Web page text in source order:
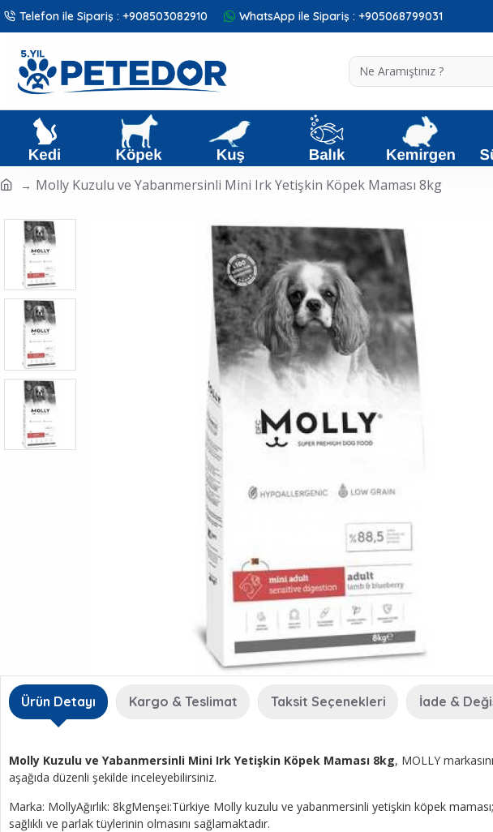
Telefon ile Sipariş : +908503082910 WhatsApp ile Sipariş : +905068799031
Molly Kuzulu ve Yabanmersinli Mini Irk Yetişkin Köpek Maması 8kg
Ürün Detayı Kargo & Teslimat Taksit Seçenekleri İade &
Molly Kuzulu ve Yabanmersinli Mini Irk Yetişkin Köpek Maması 8kg, MOLLY
aşağıda düzenli şekilde inceleyebilirsiniz.
Marka: MollyAğırlık: 8kgMenşei:Türkiye Molly kuzulu ve yabanmersinli yetişkin köpek
sağlıklı ve parlak tüylerinin olmasını sağlamaktadır.